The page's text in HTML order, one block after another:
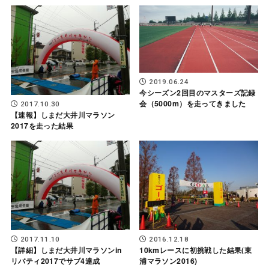
2017.10.30
【速報】しまだ大井川マラソン
2017を走った結果
2019.06.24
今シーズン2回目のマスターズ記録
会（5000m）を走ってきました
2017.11.10
【詳細】しまだ大井川マラソンin
リバティ2017でサブ4達成
2016.12.18
10kmレースに初挑戦した結果(東
浦マラソン2016)